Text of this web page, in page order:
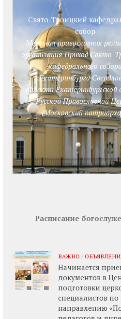
Свято-Троицкий
собор
Местная православная
организация Приход Свято-
кафедрального
г.Екатеринбурга
области Екатеринбургской
Русской Православной
(Московский
Расписание
ВАЖНО /
Начинается
документов в
подготовки
специалистов по
направлению